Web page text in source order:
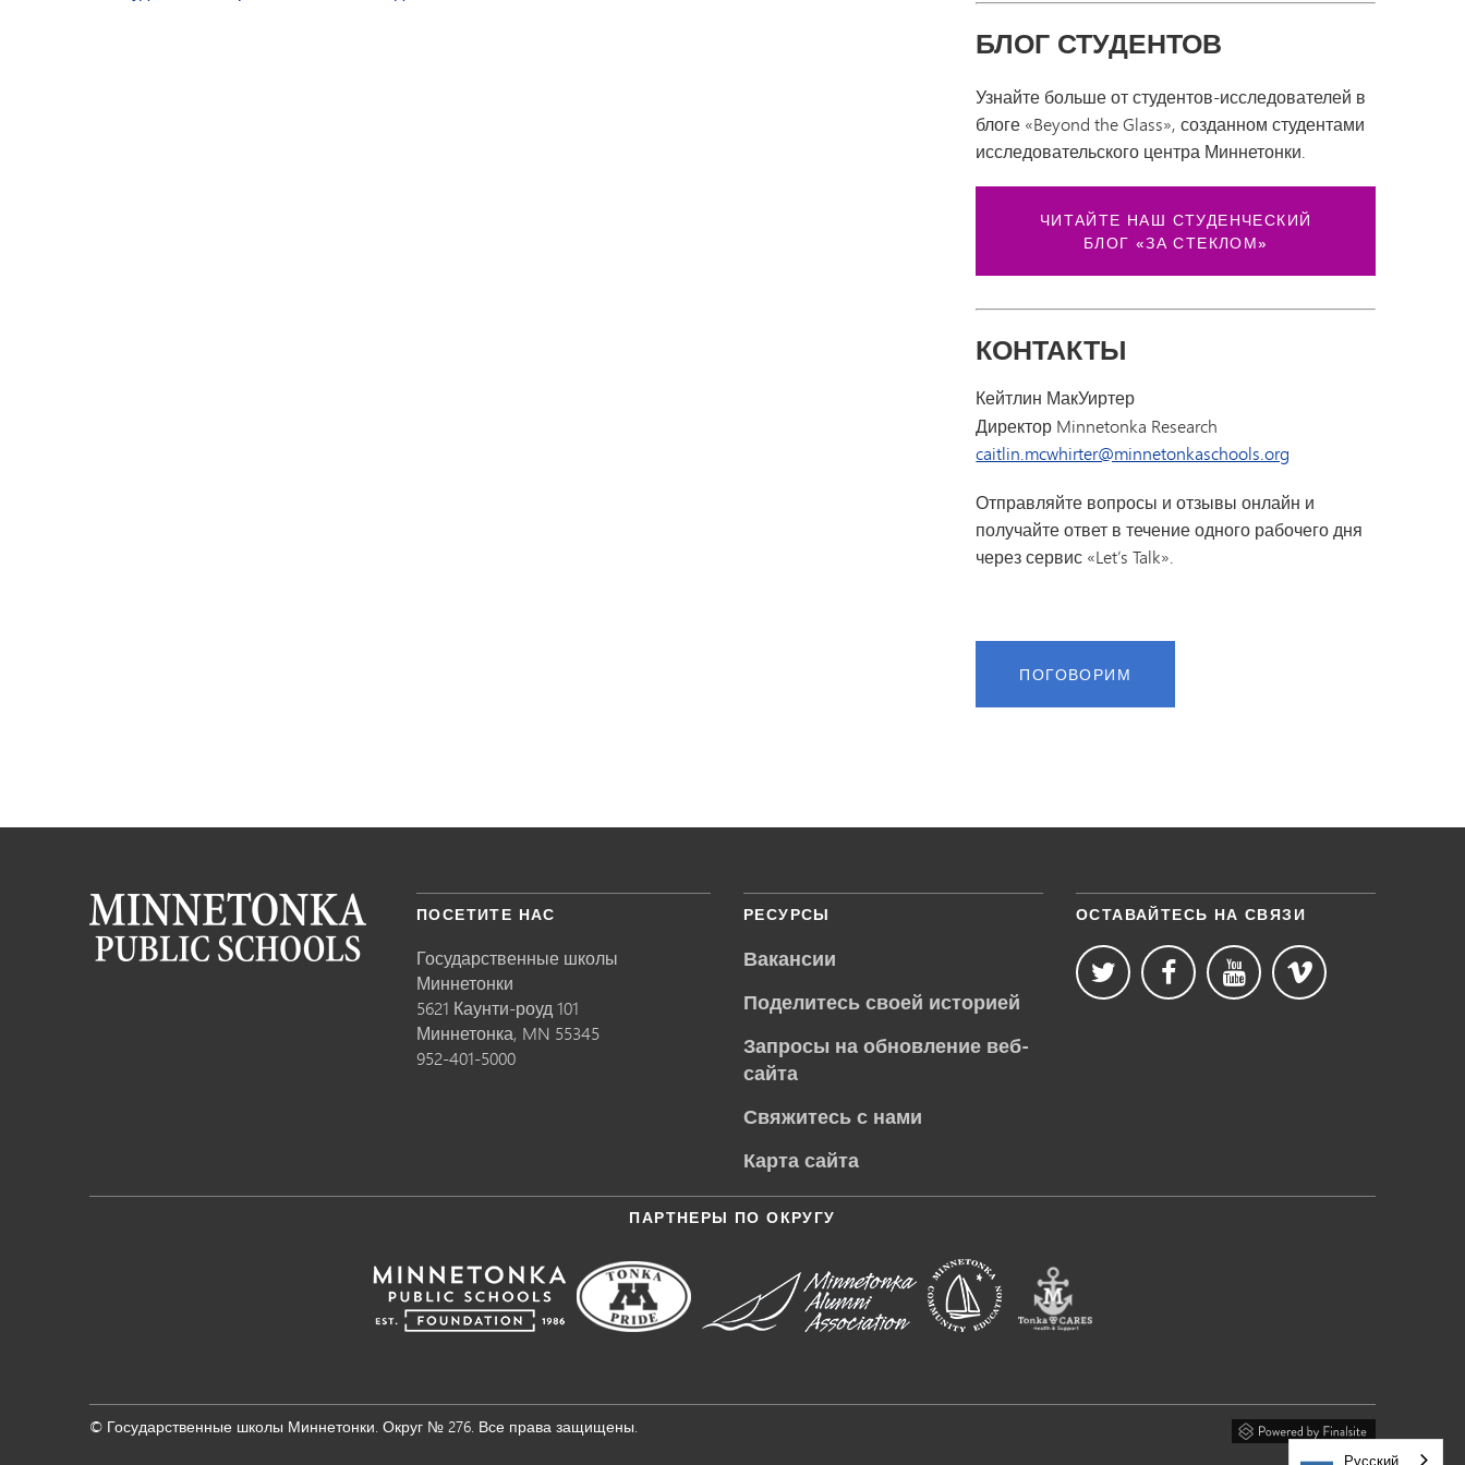
БЛОГ СТУДЕНТОВ
Узнайте больше от студентов-исследователей в
блоге «Beyond the Glass», созданном студентами
исследовательского центра Миннетонки.
ЧИТАЙТЕ НАШ СТУДЕНЧЕСКИЙ
БЛОГ «ЗА СТЕКЛОМ»
КОНТАКТЫ
Кейтлин МакУиртер
Директор Minnetonka Research
caitlin.mcwhirter@minnetonkaschools.org
Отправляйте вопросы и отзывы онлайн и
получайте ответ в течение одного рабочего дня
через сервис «Let’s Talk».
ПОГОВОРИМ
ПОСЕТИТЕ НАС
Государственные школы
Миннетонки
5621 Каунти-роуд 101
Миннетонка, MN 55345
952-401-5000
РЕСУРСЫ
Вакансии
Поделитесь своей историей
Запросы на обновление веб-
сайта
Свяжитесь с нами
Карта сайта
ОСТАВАЙТЕСЬ НА СВЯЗИ
ПАРТНЕРЫ ПО ОКРУГУ
© Государственные школы Миннетонки. Округ № 276. Все права защищены.
Русский